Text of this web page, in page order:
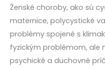
Ženské choroby, ako sú
maternice, polycystické
problémy spojené s
fyzickým problémom, ale
psychické a duchovné